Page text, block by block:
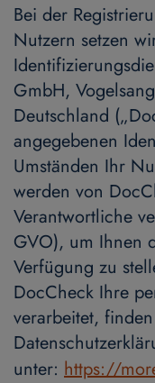
Bei der
Nutzern setzen
GmbH,
Deutschland
angegebenen
Umständen Ihr
werden von
Verantwortliche
GVO), um Ihnen
Verfügung zu
DocCheck Ihre
verarbeitet,
unter: https://